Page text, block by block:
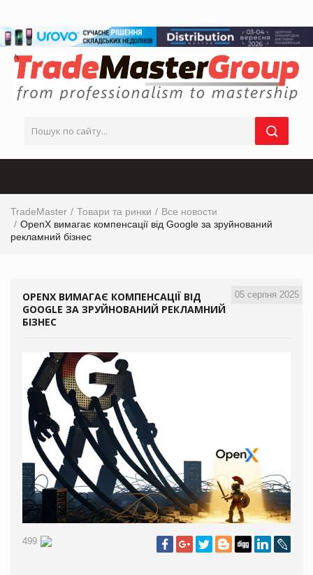
TradeMaster Товари та ринки
Все новости
OpenX вимагає компенсації від Google за зруйнований
рекламний бізнес
05 серпня 2025
OPENX ВИМАГАЄ КОМПЕНСАЦІЇ ВІД
GOOGLE ЗА ЗРУЙНОВАНИЙ РЕКЛАМНИЙ
БІЗНЕС
499